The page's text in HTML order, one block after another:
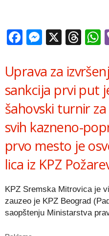
Facebook
X
Uprava za
sankcija prvi put
šahovski turnir
svih kazneno-
prvo mesto je
lica iz KPZ
KPZ Sremska Mitrovica je
zauzeo je KPZ Beograd
saopštenju Ministarstva